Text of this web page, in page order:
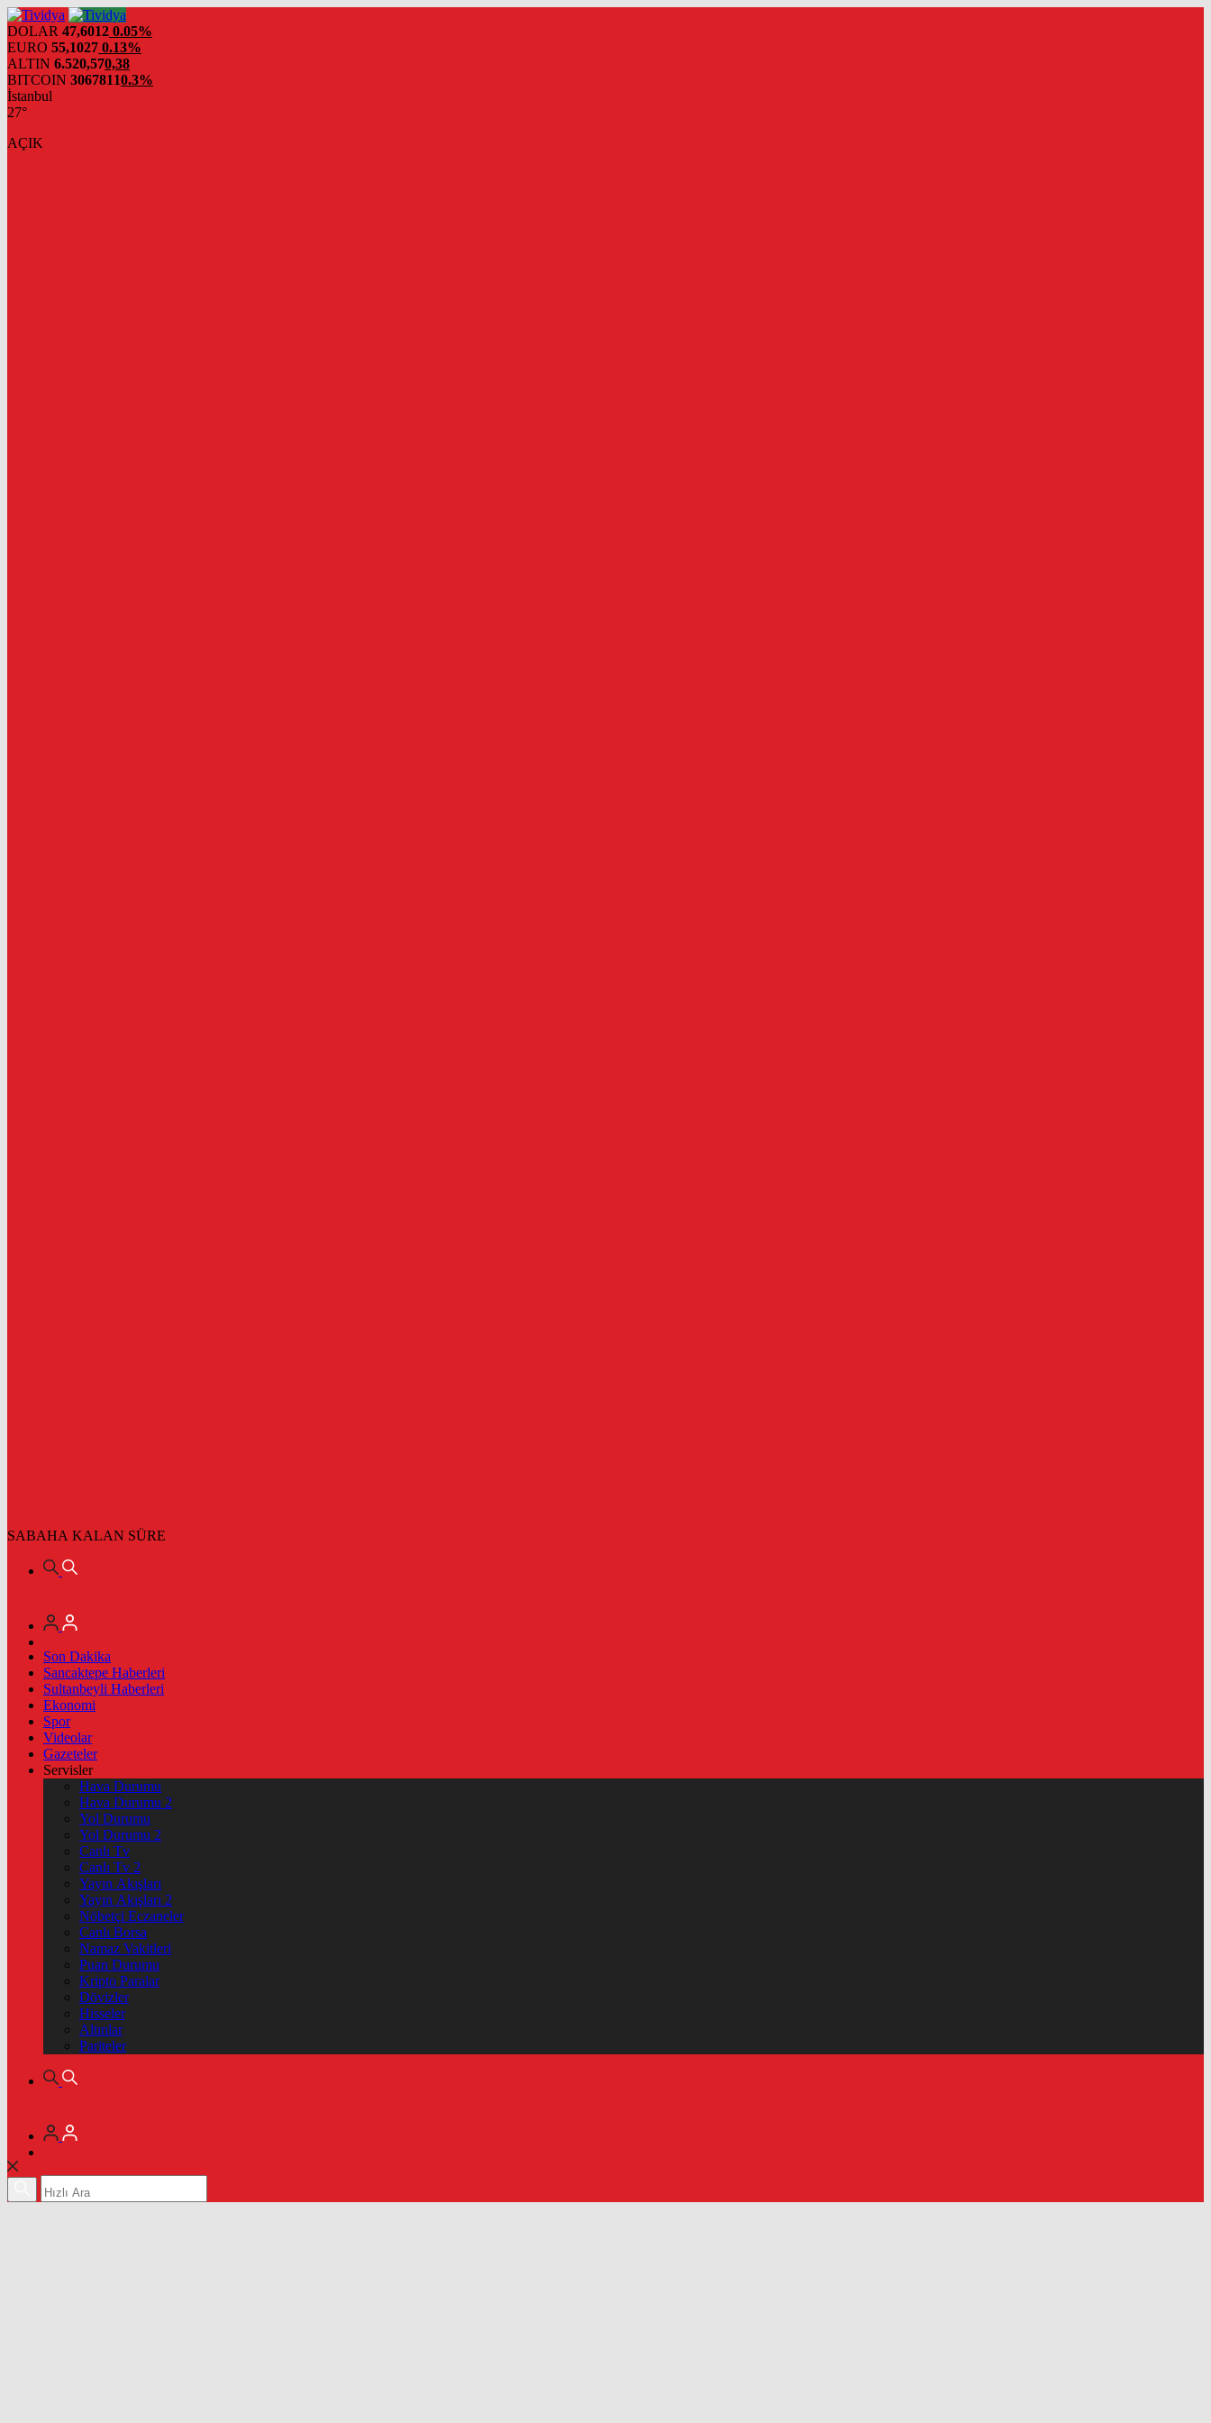
evden
eve
nakliyat
DOLAR 47,6012 0.05%
EURO 55,1027 0.13%
ALTIN 6.520,570,38
BITCOIN 30678110.3%
İstanbul
27°
AÇIK
SABAHA KALAN SÜRE
Son Dakika
Sancaktepe Haberleri
Sultanbeyli Haberleri
Ekonomi
Spor
Videolar
Gazeteler
Servisler
Hava Durumu
Hava Durumu 2
Yol Durumu
Yol Durumu 2
Canlı Tv
Canlı Tv 2
Yayın Akışları
Yayın Akışları 2
Nöbetçi Eczaneler
Canlı Borsa
Namaz Vakitleri
Puan Durumu
Kripto Paralar
Dövizler
Hisseler
Altınlar
Pariteler